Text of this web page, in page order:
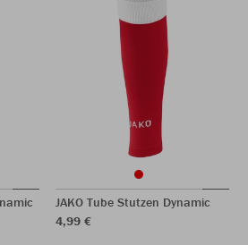
JAKO Tube Stutzen Dynamic
4,99 €